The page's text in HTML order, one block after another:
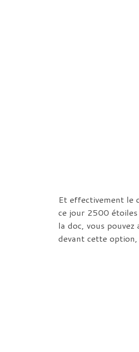
Et effectivement le
ce jour 2500 étoiles
la doc, vous
devant cette option,